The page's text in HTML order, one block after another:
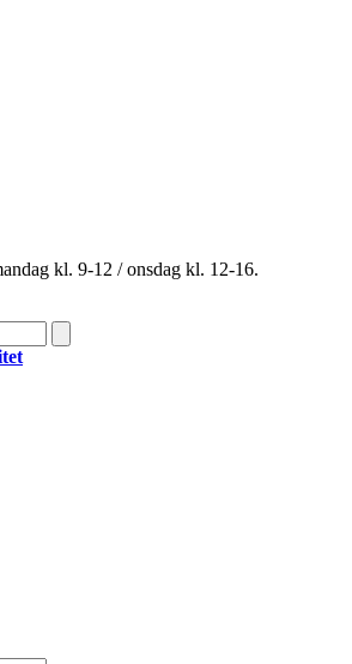
kl. 9-12 / onsdag kl. 12-16.